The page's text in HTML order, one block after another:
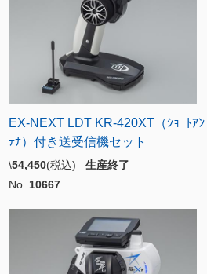
EX-NEXT LDT KR-420XT（ｼｮｰﾄｱﾝ
ﾃﾅ）付き送受信機セット
\54,450(税込) 生産終了
No. 10667